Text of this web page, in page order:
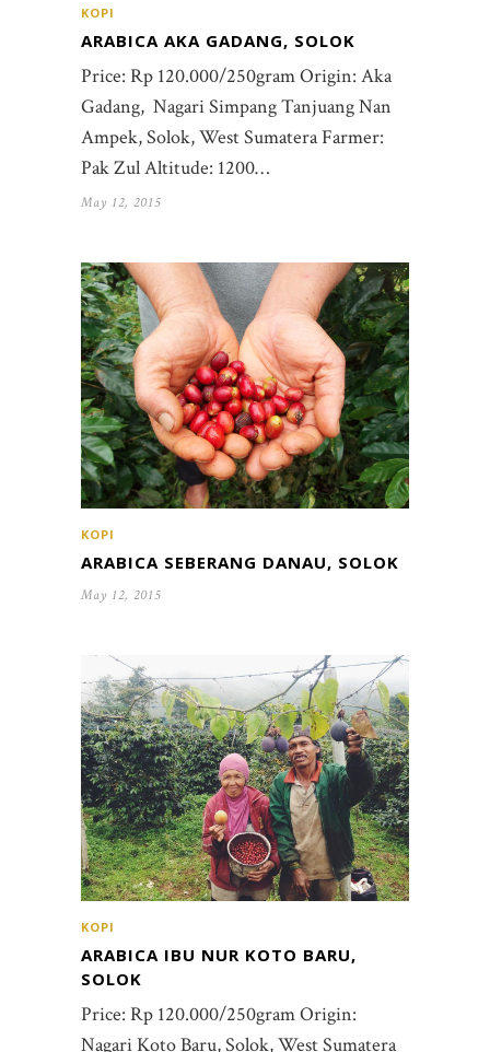
KOPI
ARABICA AKA GADANG, SOLOK
Price: Rp 120.000/250gram Origin: Aka
Gadang, Nagari Simpang Tanjuang Nan
Ampek, Solok, West Sumatera Farmer:
Pak Zul Altitude: 1200…
May 12, 2015
KOPI
ARABICA SEBERANG DANAU, SOLOK
May 12, 2015
KOPI
ARABICA IBU NUR KOTO BARU,
SOLOK
Price: Rp 120.000/250gram Origin:
Nagari Koto Baru, Solok, West Sumatera